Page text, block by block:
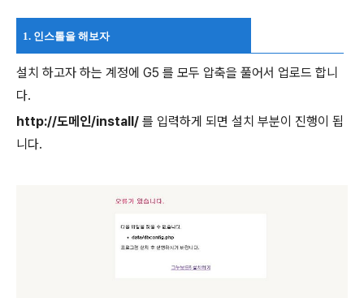
1. 인스톨을 해보자
설치 하고자 하는 계정에 G5 를 모두 압축을 풀어서 업로드 합니
다.
http://도메인/install/ 를 입력하게 되면 설치 부분이 진행이 됩
니다.